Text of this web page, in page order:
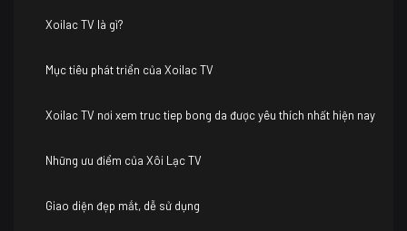
Xoilac TV là gì?
Mục tiêu phát triển của Xoilac TV
Xoilac TV nơi xem truc tiep bong da được yêu thích nhất hiện nay
Những ưu điểm của Xôi Lạc TV
Giao diện đẹp mắt, dễ sử dụng